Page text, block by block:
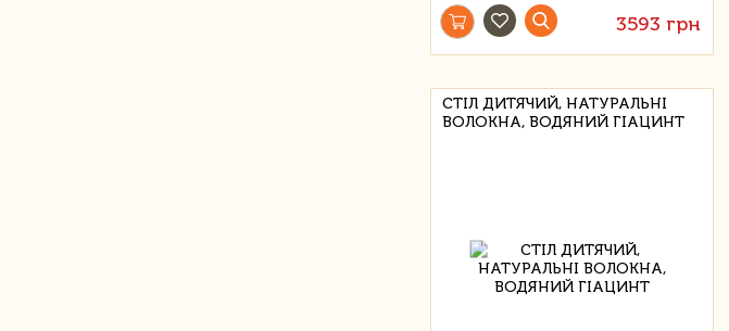
3593 грн
СТІЛ ДИТЯЧИЙ, НАТУРАЛЬНІ
ВОЛОКНА, ВОДЯНИЙ ГІАЦИНТ